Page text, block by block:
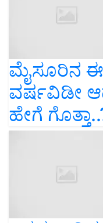
ಮೈಸೂರಿನ
ವರ್ಷವಿಡೀ
ಹೇಗೆ